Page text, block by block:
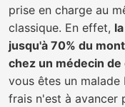
prise en charge au
classique. En effet,
jusqu'à 70% du
chez un médecin
vous êtes un malade
frais n'est à avancer